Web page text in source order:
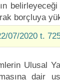
borçluya
07/2020 t.
Ulusal
dair